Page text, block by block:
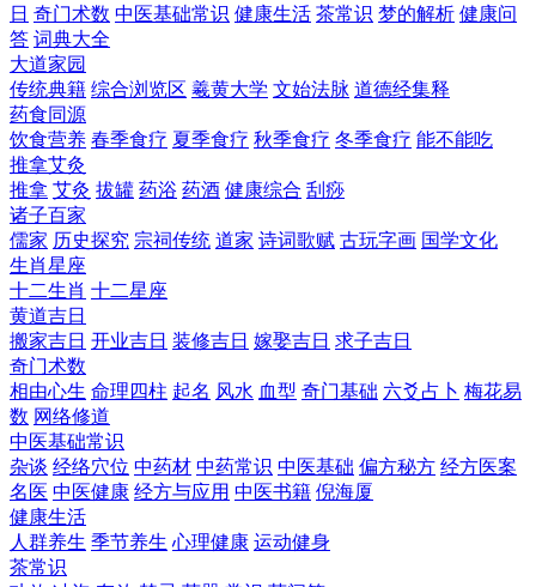
日 奇门术数 中医基础常识 健康生活 茶常识 梦的解析 健康问
答 词典大全
大道家园
传统典籍 综合浏览区 羲黄大学 文始法脉 道德经集释
药食同源
饮食营养 春季食疗 夏季食疗 秋季食疗 冬季食疗 能不能吃
推拿艾灸
推拿 艾灸 拔罐 药浴 药酒 健康综合 刮痧
诸子百家
儒家 历史探究 宗祠传统 道家 诗词歌赋 古玩字画 国学文化
生肖星座
十二生肖 十二星座
黄道吉日
搬家吉日 开业吉日 装修吉日 嫁娶吉日 求子吉日
奇门术数
相由心生 命理四柱 起名 风水 血型 奇门基础 六爻占卜 梅花易
数 网络修道
中医基础常识
杂谈 经络穴位 中药材 中药常识 中医基础 偏方秘方 经方医案
名医 中医健康 经方与应用 中医书籍 倪海厦
健康生活
人群养生 季节养生 心理健康 运动健身
茶常识